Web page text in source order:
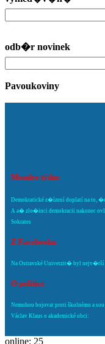
odb�r novinek
Pavoukoviny
Moudro týdne
Demokratické z�ízení doplatí na to,
A a� zlo�inci demokracii nakonec
Sokrates
Z Facebooku
Na Ostravské Univerzit� byl nejv�tší
O politice
Nemohou bojovat proti školnému a
Václav Klaus o akademické obci:
online: 25